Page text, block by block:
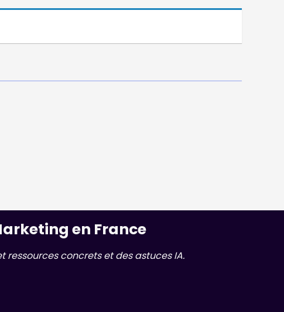
en France
ressources concrets et des astuces IA.